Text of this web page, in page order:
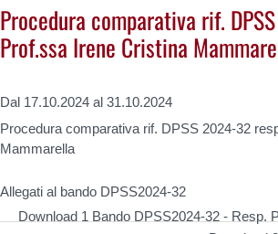
Procedura comparativa rif.
Prof.ssa Irene Cristina
Dal 17.10.2024 al 31.10.2024
Procedura comparativa rif. DPSS 2024-32
Mammarella
Allegati al bando DPSS2024-32
Download 1 Bando DPSS2024-32 - Resp.